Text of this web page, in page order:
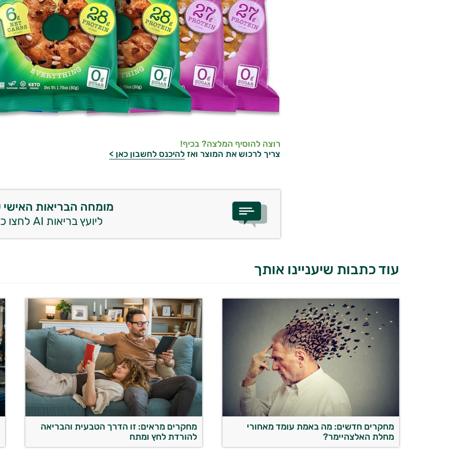
רוצה להוסיף המלצה? בכיף!
צריך לרכוש את המוצר ואז להיכנס לחשבון כאן >
מומחה הבריאות
ליועץ בריאות AI לחצו כאן
עוד כתבות שיעניינו אותך
מחקרים חדשים: מה באמת עומד מאחורי
מחלת האלצהיימר?
מחקרים מראים: זו הדרך הטבעית והבריאה
להורדת לחץ ומתח